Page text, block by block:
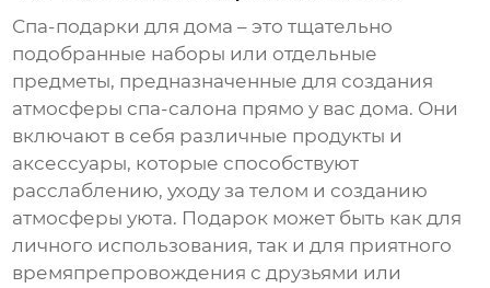
Спа-подарки для дома – это тщательно
подобранные наборы или отдельные
предметы, предназначенные для создания
атмосферы спа-салона прямо у вас дома. Они
включают в себя различные продукты и
аксессуары, которые способствуют
расслаблению, уходу за телом и созданию
атмосферы уюта. Подарок может быть как для
личного использования, так и для приятного
времяпрепровождения с друзьями или